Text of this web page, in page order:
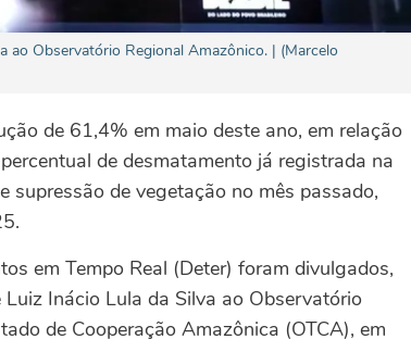
Observatório Regional Amazônico. | (Marcelo
de 61,4% em maio deste ano, em relação
de desmatamento já registrada na
de vegetação no mês passado,
em Tempo Real (Deter) foram divulgados,
Inácio Lula da Silva ao Observatório
de Cooperação Amazônica (OTCA), em